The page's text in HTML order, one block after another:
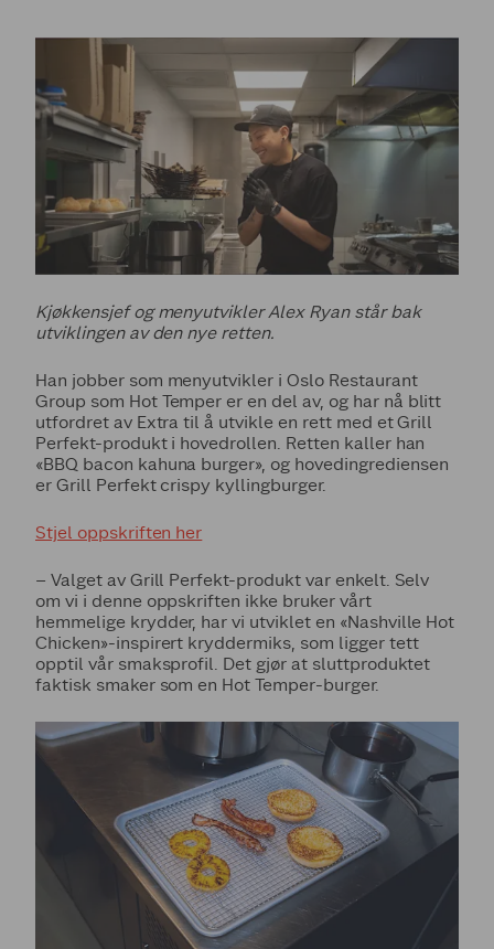
Kjøkkensjef og menyutvikler Alex Ryan står bak
utviklingen av den nye retten.
Han jobber som menyutvikler i Oslo Restaurant
Group som Hot Temper er en del av, og har nå blitt
utfordret av Extra til å utvikle en rett med et Grill
Perfekt-produkt i hovedrollen. Retten kaller han
«BBQ bacon kahuna burger», og hovedingrediensen
er Grill Perfekt crispy kyllingburger.
Stjel oppskriften her
– Valget av Grill Perfekt-produkt var enkelt. Selv
om vi i denne oppskriften ikke bruker vårt
hemmelige krydder, har vi utviklet en «Nashville Hot
Chicken»-inspirert kryddermiks, som ligger tett
opptil vår smaksprofil. Det gjør at sluttproduktet
faktisk smaker som en Hot Temper-burger.